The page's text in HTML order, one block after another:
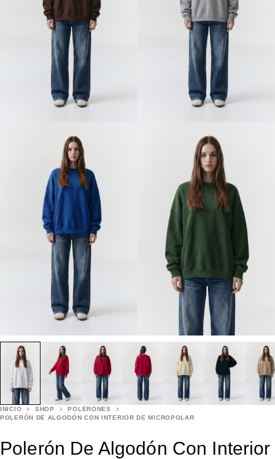
INICIO SHOP
POLERONES
POLERÓN DE ALGODÓN CON INTERIOR DE MICROPOLAR
Polerón De Algodón Con Interior